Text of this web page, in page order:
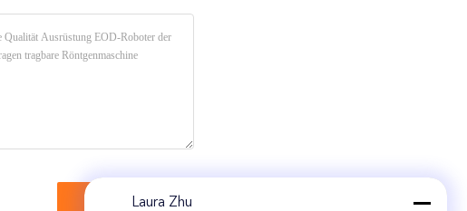
Laura Zhu